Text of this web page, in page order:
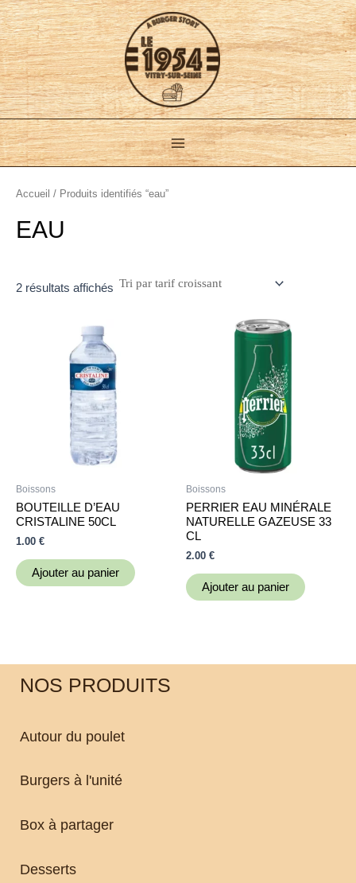
Aller
au
contenu
Main
Menu
Accueil / Produits identifiés “eau”
EAU
2 résultats affichés
Trié
par
prix
croissant
Boissons
BOUTEILLE D’EAU
CRISTALINE 50CL
1.00 €
Ajouter au panier
Boissons
PERRIER EAU MINÉRALE
NATURELLE GAZEUSE 33
CL
2.00 €
Ajouter au panier
NOS PRODUITS
Autour du poulet
Burgers à l'unité
Box à partager
Desserts